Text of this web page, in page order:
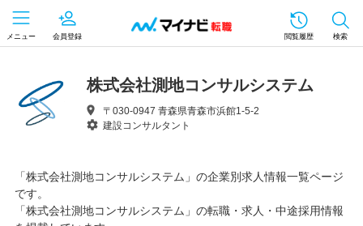
メニュー 会員登録 閲覧履歴 検索
株式会社測地コンサルシステム
〒030-0947 青森県青森市浜館1-5-2
建設コンサルタント
「株式会社測地コンサルシステム」の企業別求人情報一覧ページ
です。
「株式会社測地コンサルシステム」の転職・求人・中途採用情報